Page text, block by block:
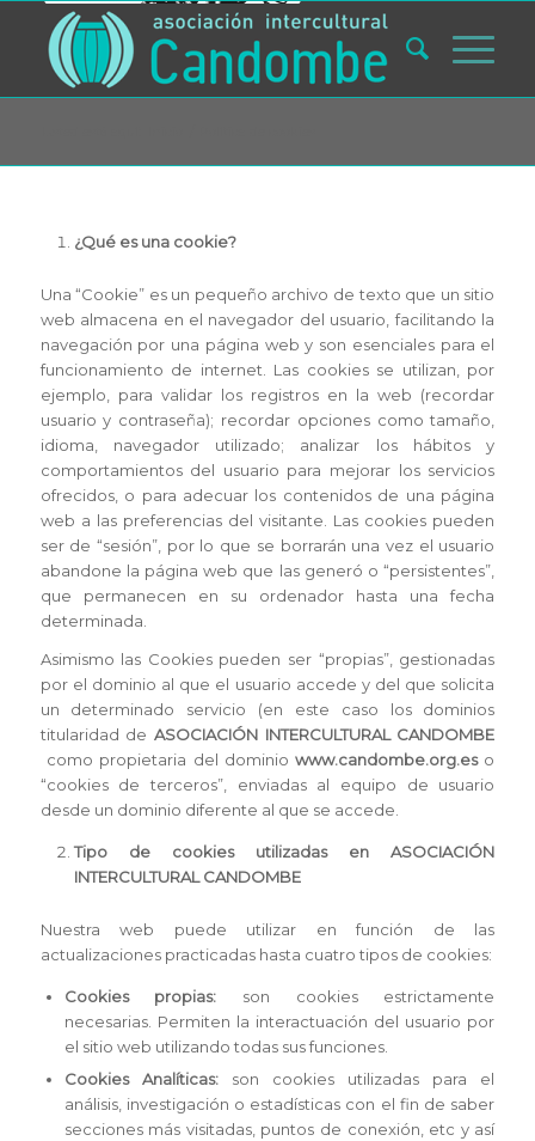
¿Qué es una cookie?
Una “Cookie” es un pequeño archivo de texto que un sitio
web almacena en el navegador del usuario, facilitando la
navegación por una página web y son esenciales para el
funcionamiento de internet. Las cookies se utilizan, por
ejemplo, para validar los registros en la web (recordar
usuario y contraseña); recordar opciones como tamaño,
idioma, navegador utilizado; analizar los hábitos y
comportamientos del usuario para mejorar los servicios
ofrecidos, o para adecuar los contenidos de una página
web a las preferencias del visitante. Las cookies pueden
ser de “sesión”, por lo que se borrarán una vez el usuario
abandone la página web que las generó o “persistentes”,
que permanecen en su ordenador hasta una fecha
determinada.
Asimismo las Cookies pueden ser “propias”, gestionadas
por el dominio al que el usuario accede y del que solicita
un determinado servicio (en este caso los dominios
titularidad de ASOCIACIÓN INTERCULTURAL CANDOMBE
como propietaria del dominiowww.candombe.org.es o
“cookies de terceros”, enviadas al equipo de usuario
desde un dominio diferente al que se accede.
Tipo de cookies utilizadas en ASOCIACIÓN
INTERCULTURAL CANDOMBE
Nuestra web puede utilizar en función de las
actualizaciones practicadas hasta cuatro tipos de cookies:
Cookies propias: son cookies estrictamente
necesarias. Permiten la interactuación del usuario por
el sitio web utilizando todas sus funciones.
Cookies Analíticas:son cookies utilizadas para el
análisis, investigación o estadísticas con el fin de saber
secciones más visitadas, puntos de conexión, etc y así